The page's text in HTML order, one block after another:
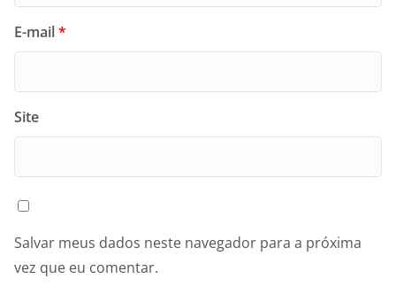
E-mail*
Site
Salvar meus dados neste navegador para a próxima
vez que eu comentar.